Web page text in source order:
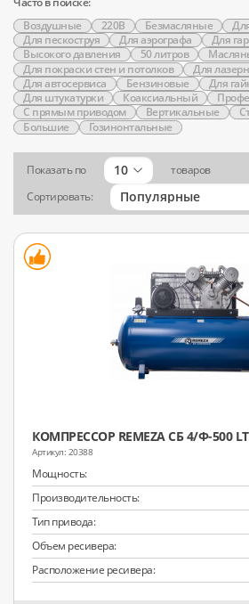
Воздушные
220В Безмасляные
Для пескоструя
Для аэрографа Для
Высокого давления
50 литров
Для покраски стен и потолков
Для
Для автосервиса
Бензиновые Для
Для штукатурки
Коаксиальный
С прямым приводом
Вертикальные
Большие
Гозинонтальные
Показать по 10
товаров
Сортировать:
Популярные
КОМПРЕССОР REMEZA СБ 4/Ф-500
20388
Мощность:
Производительность:
Тип привода:
Объем ресивера:
Расположение ресивера: